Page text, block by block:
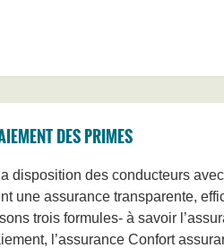
DES PRIMES
disposition des conducteurs
une assurance transparente,
trois formules- à savoir
l’assurance Confort